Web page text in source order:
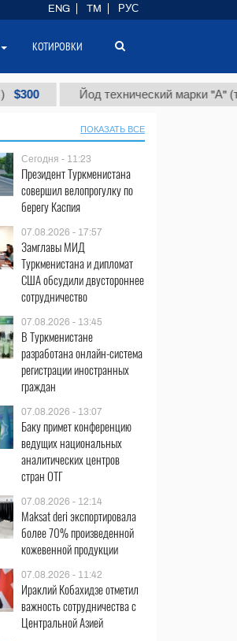
Йод технический марки "А" (т.) $86
ПОКАЗАТЬ ВСЕ
Сегодня - 11:23
Президент Туркменистана
совершил велопрогулку по
берегу Каспия
07.08.2026 - 17:57
Замглавы МИД
Туркменистана и дипломат
США обсудили двустороннее
сотрудничество
07.08.2026 - 13:45
В Туркменистане
разработана онлайн-система
регистрации иностранных
граждан
07.08.2026 - 13:07
Баку примет конференцию
ведущих национальных
аналитических центров
стран ОТГ
07.08.2026 - 12:14
Maksat deri экспортировала
более 70% произведенной
кожевенной продукции
07.08.2026 - 11:42
Ираклий Кобахидзе отметил
важность сотрудничества с
Центральной Азией
ENG TM РУС
КОТИРОВКИ